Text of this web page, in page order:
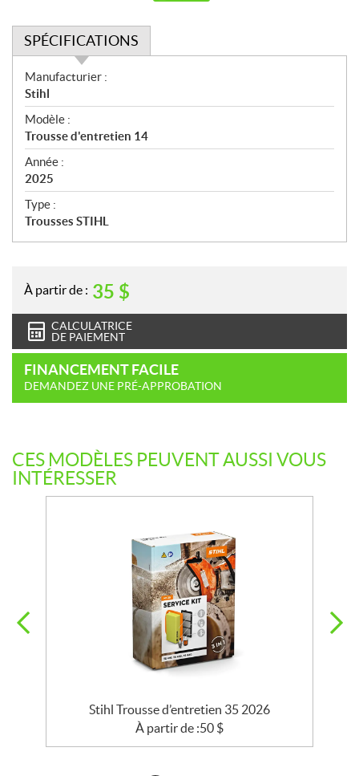
SPÉCIFICATIONS
S
p
é
c
i
f
i
c
a
n
Manufacturier :
Stihl
Modèle :
Trousse d'entretien 14
Année :
2025
Type :
Trousses STIHL
À partir de : 35 $
CALCULATRICE
DE PAIEMENT
FINANCEMENT FACILE
DEMANDEZ UNE PRÉ-APPROBATION
CES MODÈLES PEUVENT AUSSI VOUS
INTÉRESSER
Stihl Trousse d’entretien 35 2026
À partir de :50 $